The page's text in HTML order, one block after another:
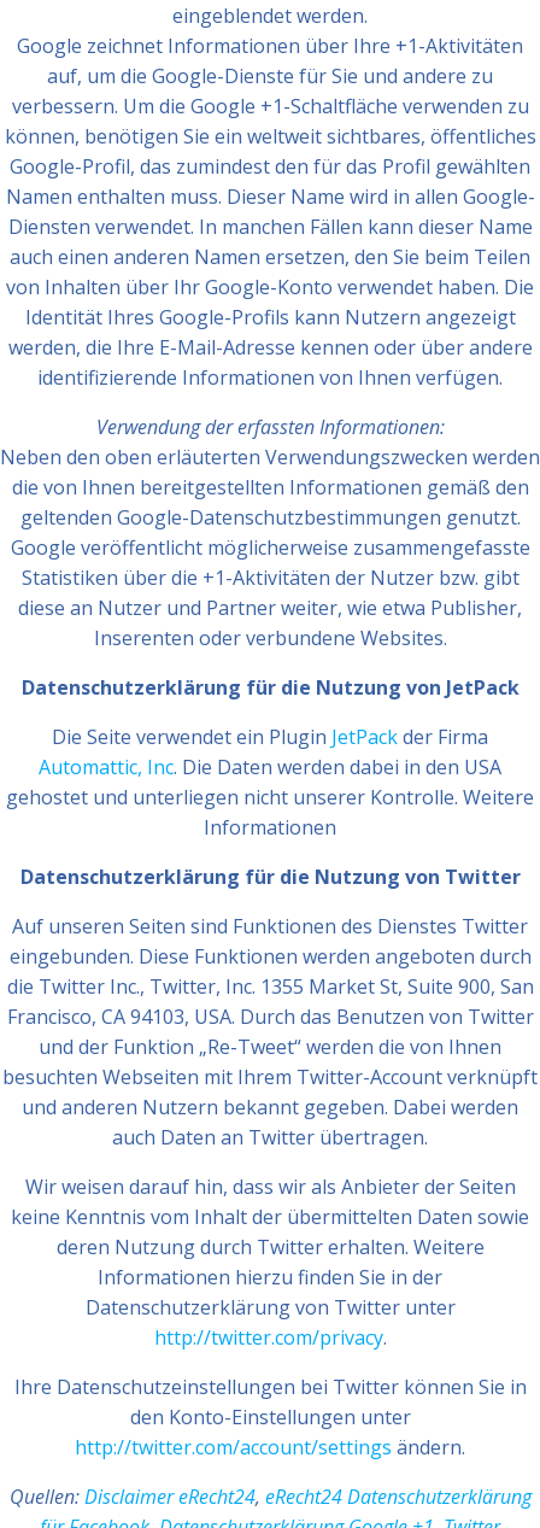
eingeblendet werden.
Google zeichnet Informationen über Ihre +1-Aktivitäten
auf, um die Google-Dienste für Sie und andere zu
verbessern. Um die Google +1-Schaltfläche verwenden zu
können, benötigen Sie ein weltweit sichtbares, öffentliches
Google-Profil, das zumindest den für das Profil gewählten
Namen enthalten muss. Dieser Name wird in allen Google-
Diensten verwendet. In manchen Fällen kann dieser Name
auch einen anderen Namen ersetzen, den Sie beim Teilen
von Inhalten über Ihr Google-Konto verwendet haben. Die
Identität Ihres Google-Profils kann Nutzern angezeigt
werden, die Ihre E-Mail-Adresse kennen oder über andere
identifizierende Informationen von Ihnen verfügen.
Verwendung der erfassten Informationen:
Neben den oben erläuterten Verwendungszwecken werden
die von Ihnen bereitgestellten Informationen gemäß den
geltenden Google-Datenschutzbestimmungen genutzt.
Google veröffentlicht möglicherweise zusammengefasste
Statistiken über die +1-Aktivitäten der Nutzer bzw. gibt
diese an Nutzer und Partner weiter, wie etwa Publisher,
Inserenten oder verbundene Websites.
Datenschutzerklärung für die Nutzung von JetPack
Die Seite verwendet ein Plugin JetPackder Firma
Automattic, Inc. Die Daten werden dabei in den USA
gehostet und unterliegen nicht unserer Kontrolle. Weitere
Informationen
Datenschutzerklärung für die Nutzung von Twitter
Auf unseren Seiten sind Funktionen des Dienstes Twitter
eingebunden. Diese Funktionen werden angeboten durch
die Twitter Inc., Twitter, Inc. 1355 Market St, Suite 900, San
Francisco, CA 94103, USA. Durch das Benutzen von Twitter
und der Funktion „Re-Tweet“ werden die von Ihnen
besuchten Webseiten mit Ihrem Twitter-Account verknüpft
und anderen Nutzern bekannt gegeben. Dabei werden
auch Daten an Twitter übertragen.
Wir weisen darauf hin, dass wir als Anbieter der Seiten
keine Kenntnis vom Inhalt der übermittelten Daten sowie
deren Nutzung durch Twitter erhalten. Weitere
Informationen hierzu finden Sie in der
Datenschutzerklärung von Twitter unter
http://twitter.com/privacy.
Ihre Datenschutzeinstellungen bei Twitter können Sie in
den Konto-Einstellungen unter
http://twitter.com/account/settings ändern.
Quellen:Disclaimer eRecht24, eRecht24 Datenschutzerklärung